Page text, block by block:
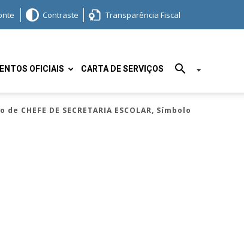
Contraste Transparência Fiscal
OFICIAIS CARTA DE SERVIÇOS
DE SECRETARIA ESCOLAR, Símbolo